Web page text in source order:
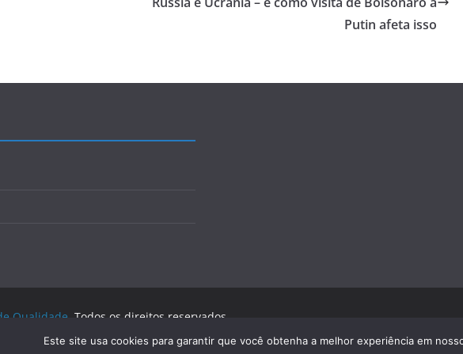
Putin afeta isso
Qualidade . Todos os direitos reservados.
Powered byWordPress.
Este site usa cookies para garantir que você obtenha a melhor experiência em